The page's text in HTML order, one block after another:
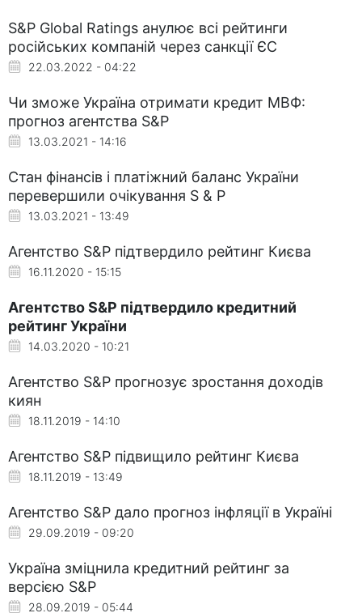
S&P Global Ratings анулює всі рейтинги
російських компаній через санкції ЄС
22.03.2022 - 04:22
Чи зможе Україна отримати кредит МВФ:
прогноз агентства S&P
13.03.2021 - 14:16
Стан фінансів і платіжний баланс України
перевершили очікування S & P
13.03.2021 - 13:49
Агентство S&P підтвердило рейтинг Києва
16.11.2020 - 15:15
Агентство S&P підтвердило кредитний
рейтинг України
14.03.2020 - 10:21
Агентство S&P прогнозує зростання доходів
киян
18.11.2019 - 14:10
Агентство S&P підвищило рейтинг Києва
18.11.2019 - 13:49
Агентство S&P дало прогноз інфляції в Україні
29.09.2019 - 09:20
Україна зміцнила кредитний рейтинг за
версією S&P
28.09.2019 - 05:44